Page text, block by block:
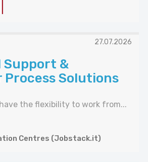
27.07.2026
Support &
Process Solutions
the flexibility to work from...
Centres (Jobstack.it)